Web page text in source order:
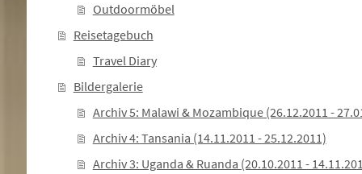
Outdoormöbel
Reisetagebuch
Travel Diary
Bildergalerie
Archiv 5: Malawi & Mozambique (26.12.2011 -
Archiv 4: Tansania (14.11.2011 - 25.12.2011)
Archiv 3: Uganda & Ruanda (20.10.2011 -